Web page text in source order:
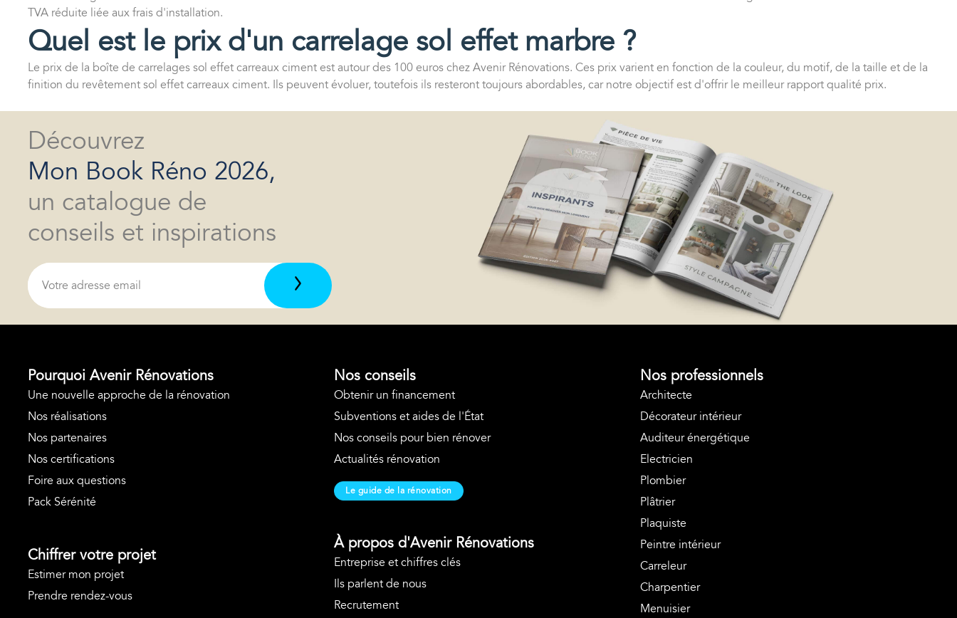
TVA réduite liée aux frais d'installation.
Quel est le prix d'un carrelage sol effet marbre ?
Le prix de la boîte de carrelages sol effet carreaux ciment est autour des 100 euros chez Avenir Rénovations. Ces prix varient en fonction de la couleur, du motif, de la taille et de la
finition du revêtement sol effet carreaux ciment. Ils peuvent évoluer, toutefois ils resteront toujours abordables, car notre objectif est d'offrir le meilleur rapport qualité prix.
Découvrez
Mon Book Réno 2026,
un catalogue de
conseils et inspirations
Pourquoi Avenir Rénovations
Une nouvelle approche de la rénovation
Nos réalisations
Nos partenaires
Nos certifications
Foire aux questions
Pack Sérénité
Chiffrer votre projet
Estimer mon projet
Prendre rendez-vous
Nos conseils
Obtenir un financement
Subventions et aides de l'État
Nos conseils pour bien rénover
Actualités rénovation
Le guide de la rénovation
À propos d'Avenir Rénovations
Entreprise et chiffres clés
Ils parlent de nous
Recrutement
Nos professionnels
Architecte
Décorateur intérieur
Auditeur énergétique
Electricien
Plombier
Plâtrier
Plaquiste
Peintre intérieur
Carreleur
Charpentier
Menuisier